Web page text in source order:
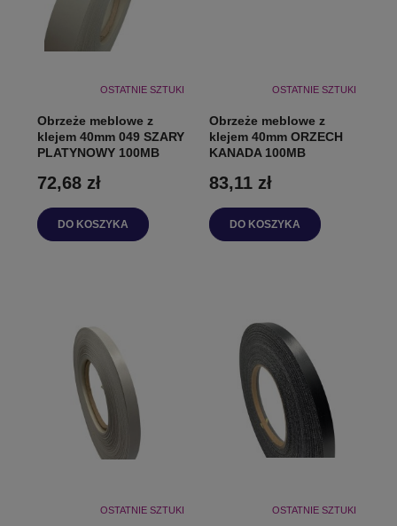
OSTATNIE SZTUKI
Obrzeże meblowe z
klejem 40mm 049 SZARY
PLATYNOWY 100MB
72,68 zł
DO KOSZYKA
OSTATNIE SZTUKI
Obrzeże meblowe z
klejem 40mm ORZECH
KANADA 100MB
83,11 zł
DO KOSZYKA
OSTATNIE SZTUKI OSTATNIE SZTUKI